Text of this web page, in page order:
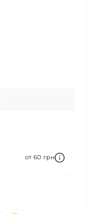
от 60 грн